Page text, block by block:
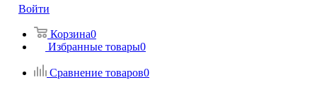
Войти
Корзина0
Избранные товары0
Сравнение товаров0